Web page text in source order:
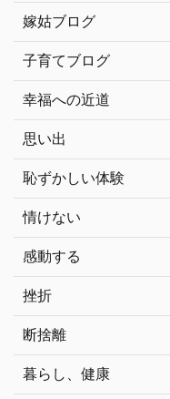
嫁姑ブログ
子育てブログ
幸福への近道
思い出
恥ずかしい体験
情けない
感動する
挫折
断捨離
暮らし、健康